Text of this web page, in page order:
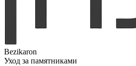
Bezikaron
Уход за памятниками